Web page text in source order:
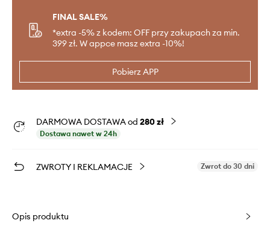
FINAL SALE%
*extra -5% z kodem: OFF przy zakupach za min.
399 zł. W appce masz extra -10%!
Pobierz APP
DARMOWA DOSTAWA od 280 zł
Dostawa nawet w 24h
ZWROTY I REKLAMACJE Zwrot do 30 dni
Opis produktu